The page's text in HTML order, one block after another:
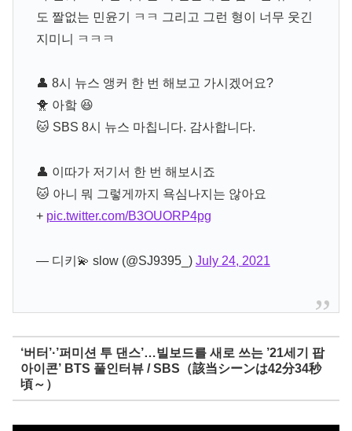
도 짤없는 민윤기 ㅋㅋ 그리고 그런 형이 너무 웃긴
지미니 ㅋㅋㅋ
👤 8시 뉴스 앵커 한 번 해보고 가시겠어요?
🐥 아핰 😆
🐱 SBS 8시 뉴스 마칩니다. 감사합니다.
👤 이따가 저기서 한 번 해보시죠
🐱 아니 뭐 그렇게까지 욕심나지는 않아요
+ pic.twitter.com/B3OUORP4pg
— 디키💫 slow (@SJ9395_) July 24, 2021
‘버터’·’퍼미션 투 댄스’…빌보드를 새로 쓰는 ’21세기 팝
아이콘’ BTS 풀인터뷰 / SBS（該当シーンは42分34秒
頃～）